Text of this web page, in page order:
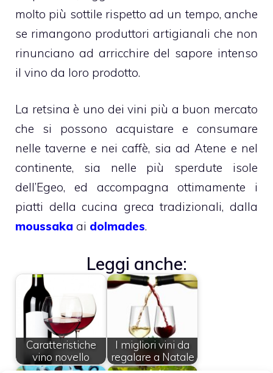
molto più sottile rispetto ad un tempo, anche
se rimangono produttori artigianali che non
rinunciano ad arricchire del sapore intenso
il vino da loro prodotto.
La retsina è uno dei vini più a buon mercato
che si possono acquistare e consumare
nelle taverne e nei caffè, sia ad Atene e nel
continente, sia nelle più sperdute isole
dell’Egeo, ed accompagna ottimamente i
piatti della cucina greca tradizionali, dalla
moussaka ai dolmades.
Leggi anche:
Caratteristiche
vino novello
I migliori vini da
regalare a Natale